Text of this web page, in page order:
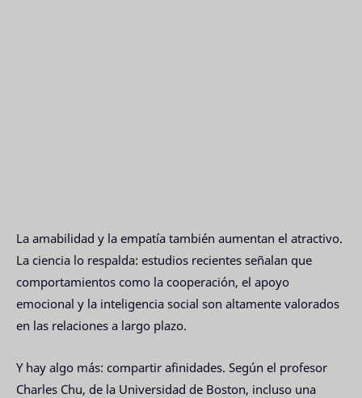
La amabilidad y la empatía también aumentan el atractivo.
La ciencia lo respalda: estudios recientes señalan que
comportamientos como la cooperación, el apoyo
emocional y la inteligencia social son altamente valorados
en las relaciones a largo plazo.
Y hay algo más: compartir afinidades. Según el profesor
Charles Chu, de la Universidad de Boston, incluso una